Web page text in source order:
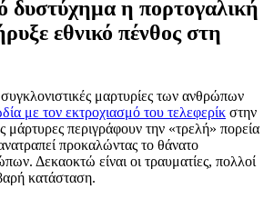
δυστύχημα η πορτογαλική
εθνικό πένθος στη
μαρτυρίες των ανθρώπων
με τον εκτροχιασμό του τελεφερίκ στην
μάρτυρες περιγράφουν την «τρελή» πορεία
προκαλώντας το θάνατο
Δεκαοκτώ είναι οι τραυματίες, πολλοί
κατάσταση.